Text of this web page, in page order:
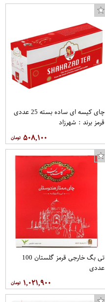
چای کیسه ای ساده بسته 25 عددی
قرمز برند : شهرزاد
۵۰۸,۱۰۰
تی بگ خارجی قرمز گلستان 100
عددی
۱,۰۲۱,۹۰۰